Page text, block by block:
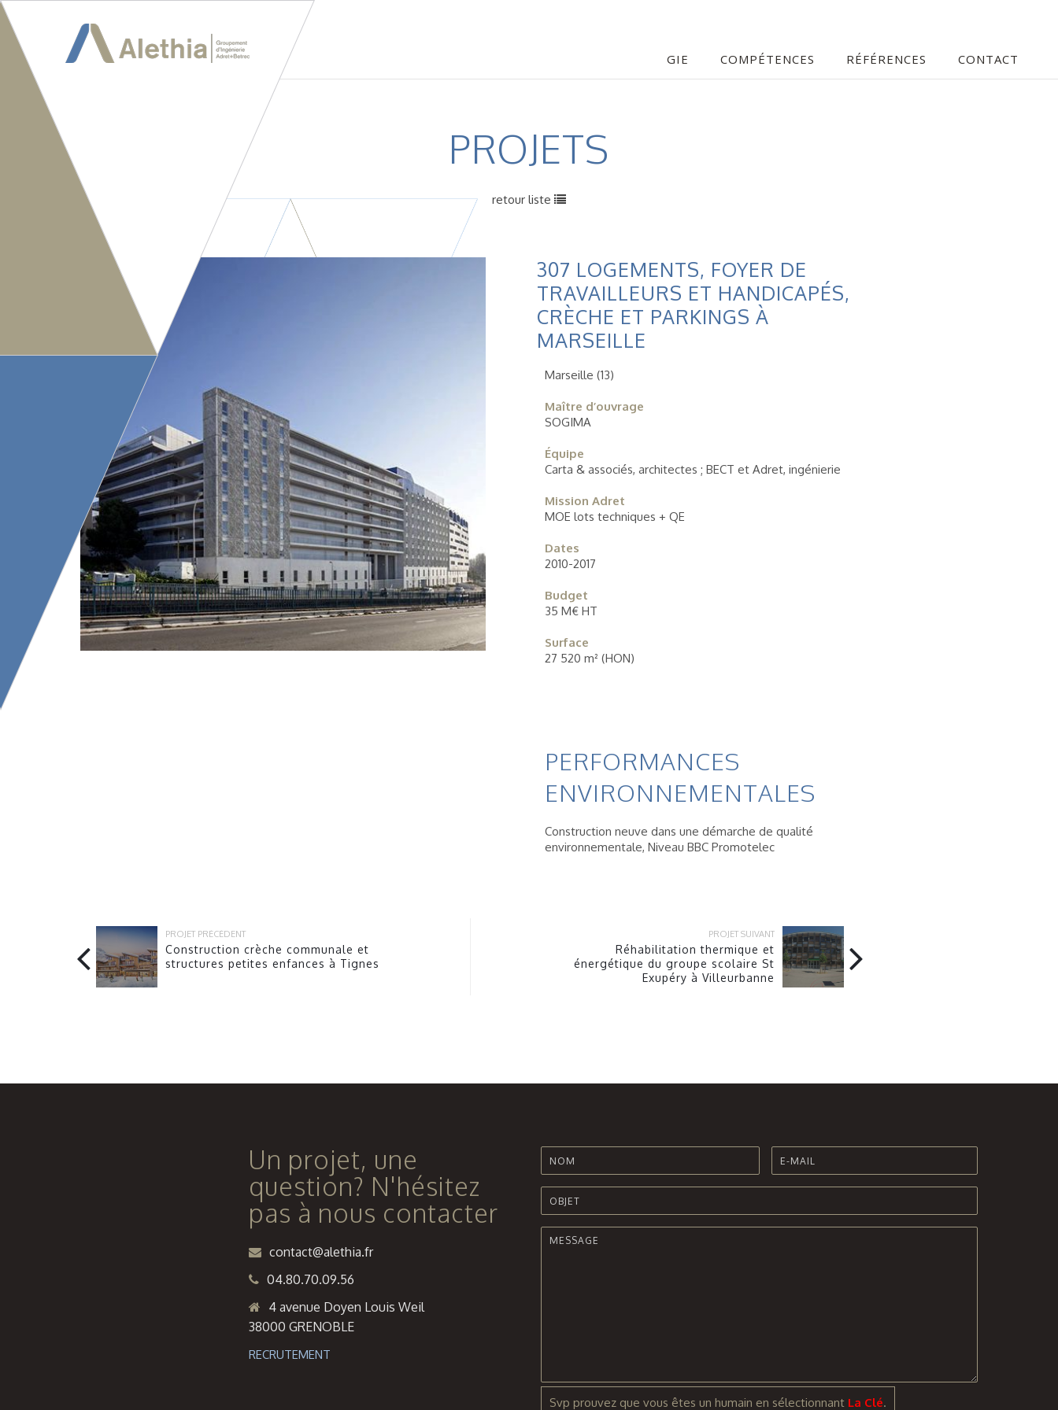
GIE COMPÉTENCES RÉFÉRENCES CONTACT
PROJETS
retour liste
307 LOGEMENTS, FOYER DE
TRAVAILLEURS ET HANDICAPÉS,
CRÈCHE ET PARKINGS À
MARSEILLE
Marseille (13)
Maître d’ouvrage
SOGIMA
Équipe
Carta & associés, architectes ; BECT et Adret, ingénierie
Mission Adret
MOE lots techniques + QE
Dates
2010-2017
Budget
35 M€ HT
Surface
27 520 m² (HON)
PERFORMANCES
ENVIRONNEMENTALES
Construction neuve dans une démarche de qualité
environnementale, Niveau BBC Promotelec
PROJET PRÉCÉDENT
Construction crèche communale et
structures petites enfances à Tignes
PROJET SUIVANT
Réhabilitation thermique et
énergétique du groupe scolaire St
Exupéry à Villeurbanne
Un projet, une
question? N'hésitez
pas à nous contacter
contact@alethia.fr
04.80.70.09.56
4 avenue Doyen Louis Weil
38000 GRENOBLE
RECRUTEMENT
Svp prouvez que vous êtes un humain en sélectionnant La Clé.